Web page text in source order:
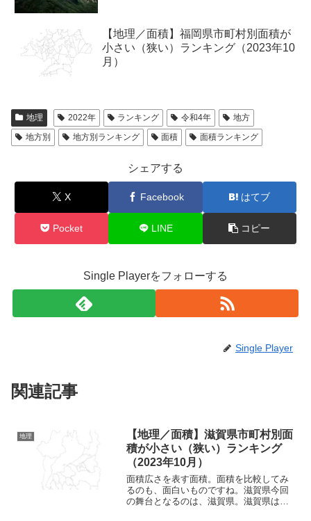
【地理／面積】福岡県市町村別面積が
小さい（狭い）ランキング（2023年10
月）
地理 2022年 ランキング 令和4年
地方
地方別
地方別ランキング 面積 面積ランキング
シェアする
X Facebook はてブ
Pocket LINE コピー
Single Playerをフォローする
Single Player
関連記事
地理
【地理／面積】滋賀県市町村別面
積が小さい（狭い）ランキング
（2023年10月）
面積広さを表す面積。面積を比較してみ
るのも、面白いものですね。滋賀県今回
の舞台となるのは、滋賀県。滋賀県はこ